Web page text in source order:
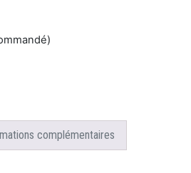
complémentaires